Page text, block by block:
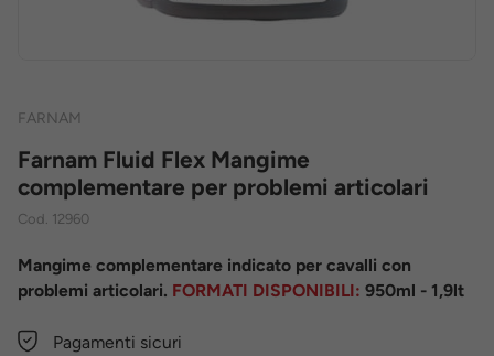
FARNAM
Farnam Fluid Flex Mangime
complementare per problemi articolari
Cod. 12960
Mangime complementare indicato per cavalli con
problemi articolari. FORMATI DISPONIBILI: 950ml - 1,9lt
Pagamenti sicuri